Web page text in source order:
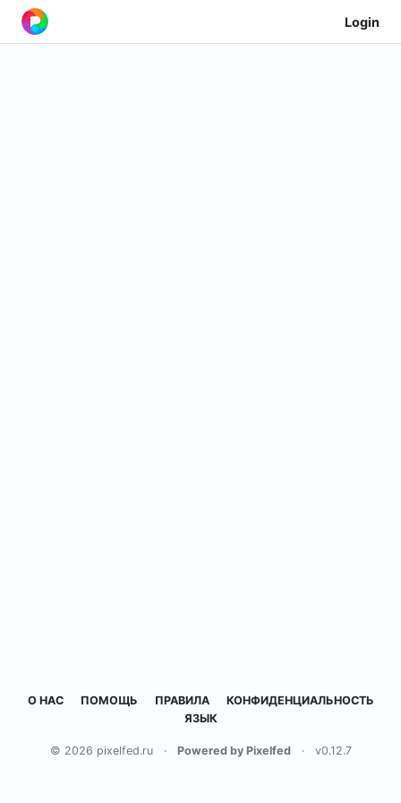
Login
О НАС ПОМОЩЬ ПРАВИЛА
КОНФИДЕНЦИАЛЬНОСТЬ
ЯЗЫК
© 2026 pixelfed.ru · Powered by Pixelfed · v0.12.7